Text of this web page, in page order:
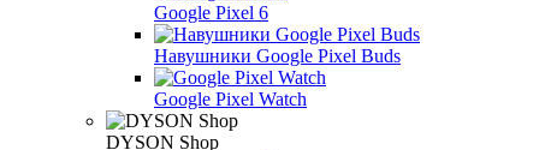
Google Pixel 6
Навушники Google Pixel Buds
Google Pixel Watch
DYSON Shop